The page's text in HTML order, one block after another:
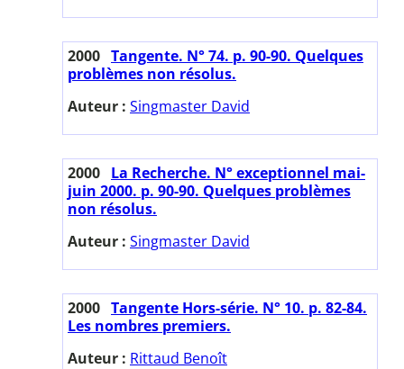
2000 Tangente. N° 74. p. 90-90. Quelques
problèmes non résolus.
Auteur : Singmaster David
2000 La Recherche. N° exceptionnel mai-
juin 2000. p. 90-90. Quelques problèmes
non résolus.
Auteur : Singmaster David
2000 Tangente Hors-série. N° 10. p. 82-84.
Les nombres premiers.
Auteur : Rittaud Benoît